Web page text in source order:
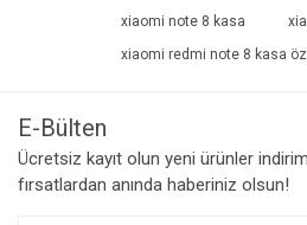
Gönder
xiaomi note 8 kasa
xiaomi redmi note 8 kasa
E-Bülten
Ücretsiz kayıt olun yeni ürünler
fırsatlardan anında haberiniz olsun!